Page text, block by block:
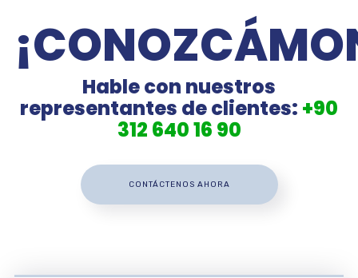
Hable con nuestros
representantes de clientes: +90
312 640 16 90
CONTÁCTENOS AHORA